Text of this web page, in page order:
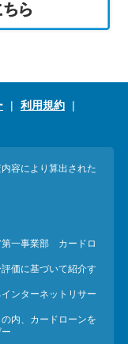
利用規約
容により算出された
第一事業部 カードロ
価に基づいて紹介す
ンターネットリサー
内、カードローンを